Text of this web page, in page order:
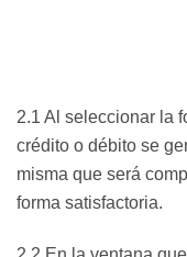
2.1 Al seleccionar la
crédito o débito se
misma que será
forma satisfactoria.